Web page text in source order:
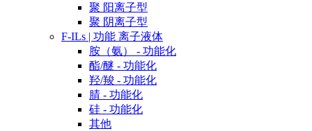
聚 阳离子型
聚 阴离子型
F-ILs | 功能 离子液体
胺（氨） - 功能化
酯/醚 - 功能化
羟/羧 - 功能化
腈 - 功能化
硅 - 功能化
其他